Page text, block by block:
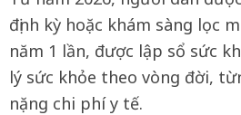
định kỳ hoặc khám sàng lọc
năm 1 lần, được lập sổ sức
lý sức khỏe theo vòng đời,
nặng chi phí y tế.